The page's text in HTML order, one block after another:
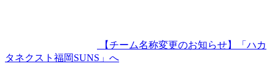
【チーム名称変更のお知らせ】「ハカ
タネクスト福岡SUNS」へ